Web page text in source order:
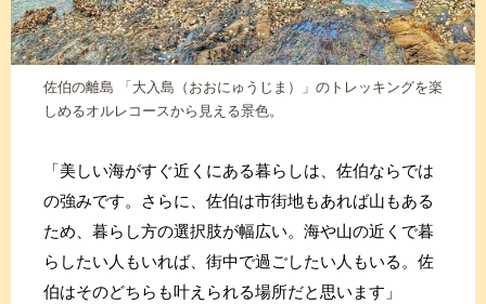
佐伯の離島 「大入島（おおにゅうじま）」のトレッキングを楽
しめるオルレコースから見える景色。
「美しい海がすぐ近くにある暮らしは、佐伯ならでは
の強みです。さらに、佐伯は市街地もあれば山もある
ため、暮らし方の選択肢が幅広い。海や山の近くで暮
らしたい人もいれば、街中で過ごしたい人もいる。佐
伯はそのどちらも叶えられる場所だと思います」